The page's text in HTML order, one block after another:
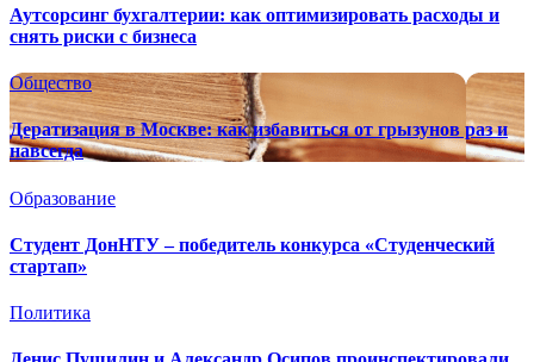
Аутсорсинг бухгалтерии: как оптимизировать расходы и
снять риски с бизнеса
Общество
Дератизация в Москве: как избавиться от грызунов раз и
навсегда
Образование
Студент ДонНТУ – победитель конкурса «Студенческий
стартап»
Политика